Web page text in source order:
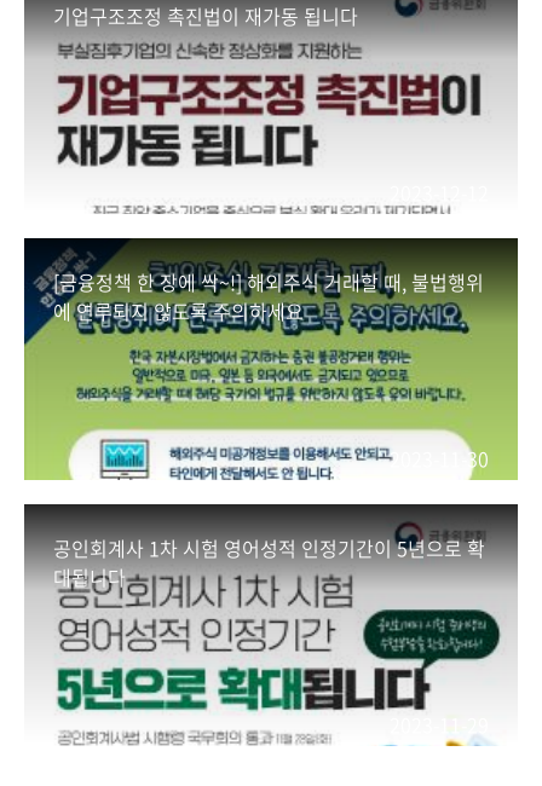
기업구조조정 촉진법이 재가동 됩니다
[금융정책 한 장에 싹~!] 해외주식 거래할 때, 불법행위
에 연루되지 않도록 주의하세요
2023-11-30
공인회계사 1차 시험 영어성적 인정기간이 5년으로 확
대됩니다